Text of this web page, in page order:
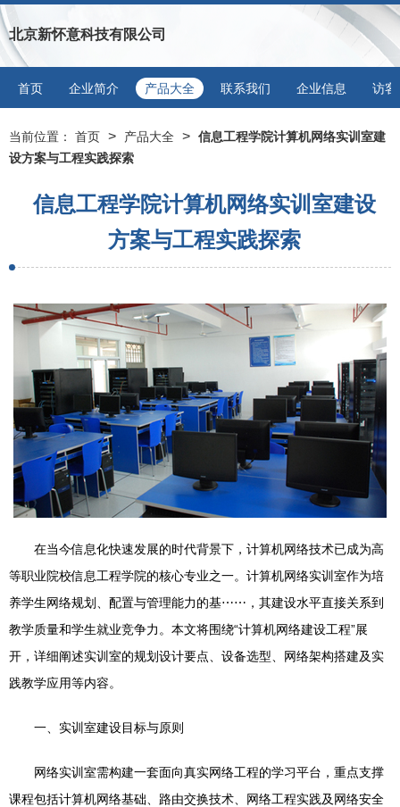
北京新怀意科技有限公司
首页 企业简介 产品大全 联系我们 企业信息 访客
当前位置： 首页 > 产品大全 > 信息工程学院计算机网络实训室建
设方案与工程实践探索
信息工程学院计算机网络实训室建设
方案与工程实践探索
在当今信息化快速发展的时代背景下，计算机网络技术已成为高
等职业院校信息工程学院的核心专业之一。计算机网络实训室作为培
养学生网络规划、配置与管理能力的基⋯⋯，其建设水平直接关系到
教学质量和学生就业竞争力。本文将围绕“计算机网络建设工程”展
开，详细阐述实训室的规划设计要点、设备选型、网络架构搭建及实
践教学应用等内容。
一、实训室建设目标与原则
网络实训室需构建一套面向真实网络工程的学习平台，重点支撑
课程包括计算机网络基础、路由交换技术、网络工程实践及网络安全